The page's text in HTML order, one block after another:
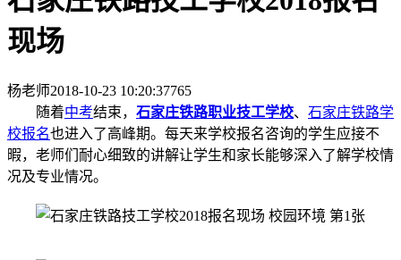
现场
杨老师2018-10-23 10:20:37765
随着中考结束， 石家庄铁路职业技工学校、 石家庄铁路学
校报名也进入了高峰期。每天来学校报名咨询的学生应接不
暇，老师们耐心细致的讲解让学生和家长能够深入了解学校情
况及专业情况。